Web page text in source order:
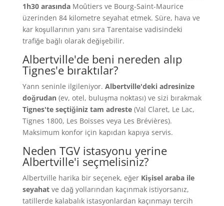
1h30 arasındaMoûtiers ve Bourg-Saint-Maurice
üzerinden 84 kilometre seyahat etmek. Süre, hava ve
kar koşullarının yanı sıra Tarentaise vadisindeki
trafiğe bağlı olarak değişebilir.
Albertville'de beni nereden alıp
Tignes'e bıraktılar?
Yann seninle ilgileniyor. Albertville'deki adresinize
doğrudan(ev, otel, buluşma noktası) ve sizi bırakmak
Tignes'te seçtiğiniz tam adreste(Val Claret, Le Lac,
Tignes 1800, Les Boisses veya Les Brévières).
Maksimum konfor için kapıdan kapıya servis.
Neden TGV istasyonu yerine
Albertville'i seçmelisiniz?
Albertville harika bir seçenek, eğer Kişisel araba ile
seyahatve dağ yollarından kaçınmak istiyorsanız,
tatillerde kalabalık istasyonlardan kaçınmayı tercih